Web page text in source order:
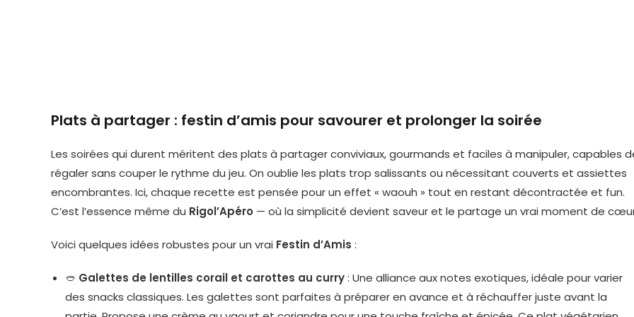
Plats à partager : festin d’amis pour savourer et prolonger la soirée
Les soirées qui durent méritent des plats à partager conviviaux, gourmands et faciles à manipuler, capables
régaler sans couper le rythme du jeu. On oublie les plats trop salissants ou nécessitant couverts et assiettes
encombrantes. Ici, chaque recette est pensée pour un effet « waouh » tout en restant décontractée et fun.
C’est l’essence même du Rigol’Apéro — où la simplicité devient saveur et le partage un vrai moment de
Voici quelques idées robustes pour un vrai Festin d’Amis :
🥙 Galettes de lentilles corail et carottes au curry: Une alliance aux notes exotiques, idéale pour varier
des snacks classiques. Les galettes sont parfaites à préparer en avance et à réchauffer juste avant la